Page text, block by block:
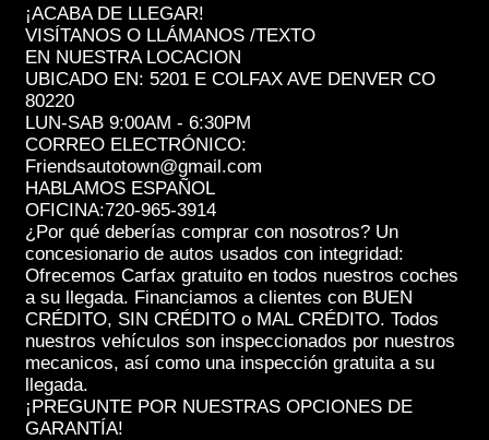
¡ACABA DE LLEGAR!
VISÍTANOS O LLÁMANOS /TEXTO
EN NUESTRA LOCACION
UBICADO EN: 5201 E COLFAX AVE DENVER CO
80220
LUN-SAB 9:00AM - 6:30PM
CORREO ELECTRÓNICO:
Friendsautotown@gmail.com
HABLAMOS ESPAÑOL
OFICINA:720-965-3914
¿Por qué deberías comprar con nosotros? Un
concesionario de autos usados con integridad:
Ofrecemos Carfax gratuito en todos nuestros coches
a su llegada. Financiamos a clientes con BUEN
CRÉDITO, SIN CRÉDITO o MAL CRÉDITO. Todos
nuestros vehículos son inspeccionados por nuestros
mecanicos, así como una inspección gratuita a su
llegada.
¡PREGUNTE POR NUESTRAS OPCIONES DE
GARANTÍA!